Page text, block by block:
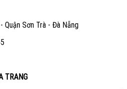
Quận Sơn Trà - Đà Nẵng
TRANG